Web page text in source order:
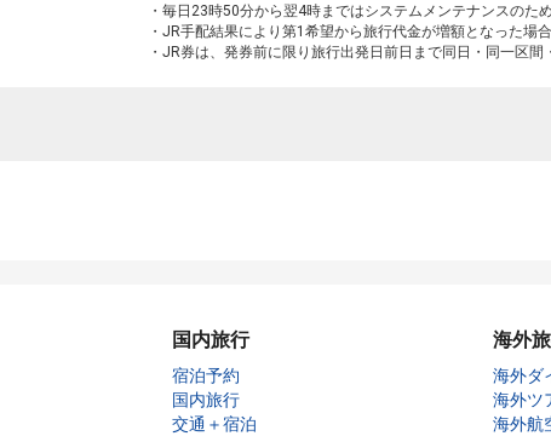
・毎日23時50分から翌4時まではシステムメンテナンスのた
・JR手配結果により第1希望から旅行代金が増額となった場
・JR券は、発券前に限り旅行出発日前日まで同日・同一区
国内旅行
宿泊予約
国内旅行
交通＋宿泊
海外
海外ダ
海外ツ
海外航